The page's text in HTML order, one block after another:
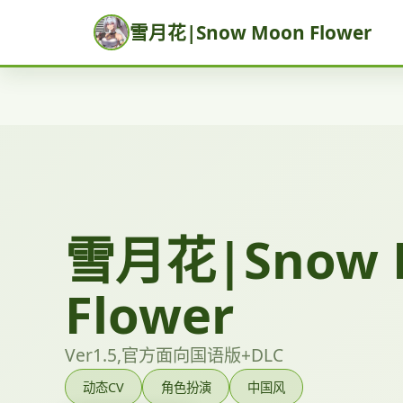
雪月花|Snow Moon Flower
雪月花|Snow
Flower
Ver1.5,官方面向国语版+DLC
动态CV 角色扮演 中国风